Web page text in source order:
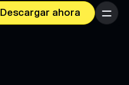
Descargar ahora Menú